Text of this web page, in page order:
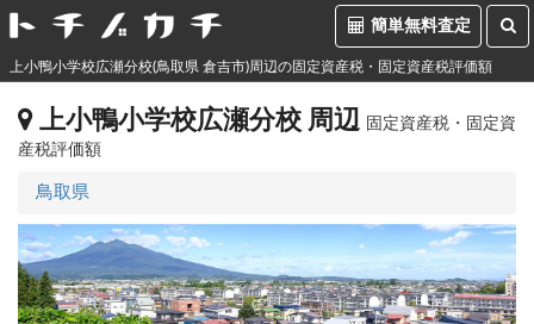
簡単無料査定
上小鴨小学校広瀬分校(鳥取県 倉吉市)周辺の固定資産税・固定資産税評価額
上小鴨小学校広瀬分校 周辺 固定資産税・固定資
産税評価額
鳥取県